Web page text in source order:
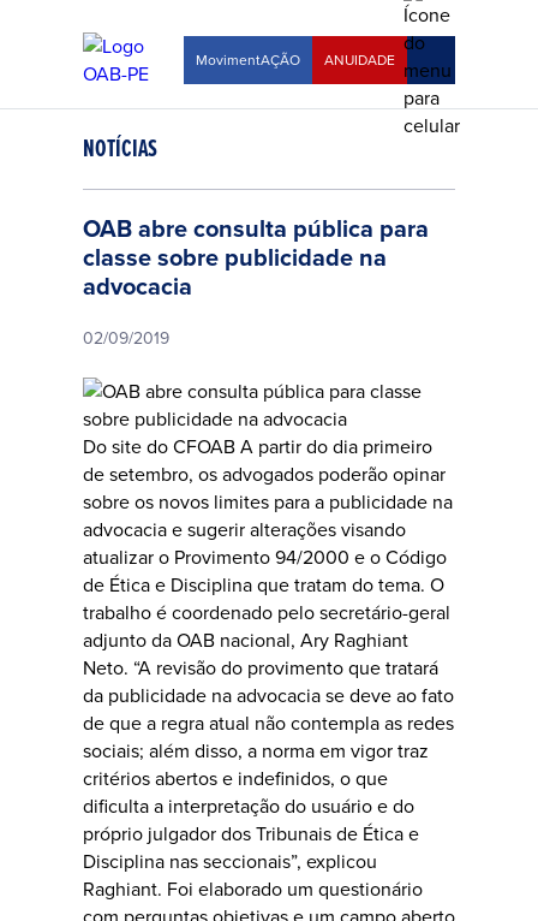
MovimentAÇÃO ANUIDADE
NOTÍCIAS
OAB abre consulta pública para
classe sobre publicidade na
advocacia
02/09/2019
Do site do CFOABA partir do dia primeiro
de setembro, os advogados poderão opinar
sobre os novos limites para a publicidade na
advocacia e sugerir alterações visando
atualizar o Provimento 94/2000 e o Código
de Ética e Disciplina que tratam do tema. O
trabalho é coordenado pelo secretário-geral
adjunto da OAB nacional, Ary Raghiant
Neto. “A revisão do provimento que tratará
da publicidade na advocacia se deve ao fato
de que a regra atual não contempla as redes
sociais; além disso, a norma em vigor traz
critérios abertos e indefinidos, o que
dificulta a interpretação do usuário e do
próprio julgador dos Tribunais de Ética e
Disciplina nas seccionais”, explicou
Raghiant. Foi elaborado um questionário